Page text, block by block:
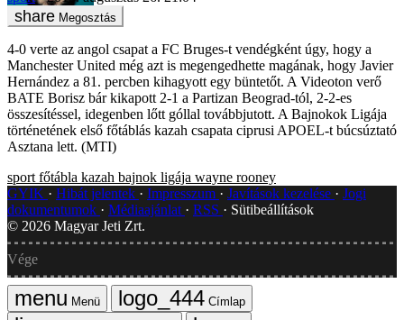
Megosztás
4-0 verte az angol csapat a FC Bruges-t vendégként úgy, hogy a
Manchester United még azt is megengedhette magának, hogy Javier
Hernández a 81. percben kihagyott egy büntetőt. A Videoton verő
BATE Borisz bár kikapott 2-1 a Partizan Beograd-tól, 2-2-es
összesítéssel, idegenben lőtt góllal továbbjutott. A Bajnokok Ligája
történetének első főtáblás kazah csapata ciprusi APOEL-t búcsúztató
Asztana lett. (MTI)
sport főtábla kazah bajnok ligája wayne rooney
GYIK
Hibát jelentek Impresszum Javítások kezelése
Jogi
dokumentumok
Médiaajánlat RSS
Sütibeállítások
© 2026 Magyar Jeti Zrt.
Vége
Menü
Címlap